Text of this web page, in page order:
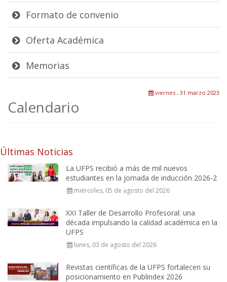
Formato de convenio
Oferta Académica
Memorias
viernes , 31 marzo 2023
Calendario
Últimas Noticias
La UFPS recibió a más de mil nuevos
estudiantes en la jornada de inducción 2026-2
miércoles, 05 de agosto del 2026
XXI Taller de Desarrollo Profesoral: una
década impulsando la calidad académica en la
UFPS
lunes, 03 de agosto del 2026
Revistas científicas de la UFPS fortalecen su
posicionamiento en Publindex 2026